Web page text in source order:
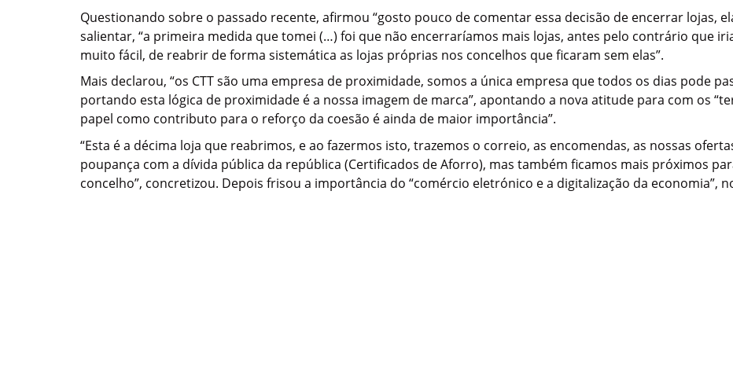
Questionando sobre o passado recente, afirmou “gosto pouco de comentar essa decisão de encerrar lojas,
salientar, “a primeira medida que tomei (…) foi que não encerraríamos mais lojas, antes pelo contrário que
muito fácil, de reabrir de forma sistemática as lojas próprias nos concelhos que ficaram sem elas”.
Mais declarou, “os CTT são uma empresa de proximidade, somos a única empresa que todos os dias pode
portando esta lógica de proximidade é a nossa imagem de marca”, apontando a nova atitude para com os
papel como contributo para o reforço da coesão é ainda de maior importância”.
“Esta é a décima loja que reabrimos, e ao fazermos isto, trazemos o correio, as encomendas, as nossas
poupança com a dívida pública da república (Certificados de Aforro), mas também ficamos mais próximos
concelho”, concretizou. Depois frisou a importância do “comércio eletrónico e a digitalização da economia”,